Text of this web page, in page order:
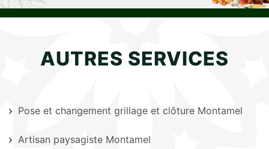
AUTRES SERVICES
Pose et changement grillage et clôture Montamel
Artisan paysagiste Montamel